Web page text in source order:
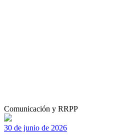
Comunicación y RRPP
30 de junio de 2026